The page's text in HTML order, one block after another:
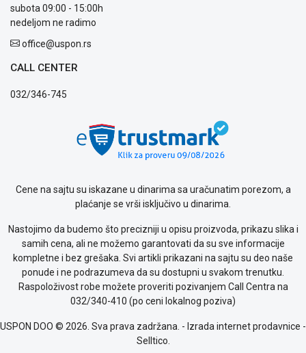
subota 09:00 - 15:00h
nedeljom ne radimo
office@uspon.rs
CALL CENTER
032/346-745
Cene na sajtu su iskazane u dinarima sa uračunatim porezom, a
plaćanje se vrši isključivo u dinarima.
Nastojimo da budemo što precizniji u opisu proizvoda, prikazu slika i
samih cena, ali ne možemo garantovati da su sve informacije
kompletne i bez grešaka. Svi artikli prikazani na sajtu su deo naše
ponude i ne podrazumeva da su dostupni u svakom trenutku.
Raspoloživost robe možete proveriti pozivanjem Call Centra na
032/340-410 (po ceni lokalnog poziva)
USPON DOO © 2026. Sva prava zadržana. - Izrada internet prodavnice -
Selltico.